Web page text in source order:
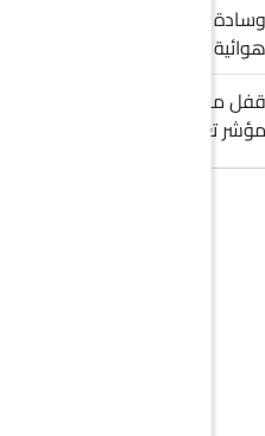
وسادة هوائية للسائق, وسادة
هوائية للراكب الأمامي
قفل مركزي, إنذار ضد السرقة,
مؤشر تغيير المسار